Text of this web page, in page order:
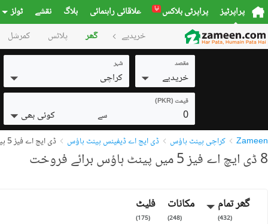
پراپرٹیز پراپرٹی بلاکس نیا علاقائی راہنمائی بلاگ نقشے ٹولز
خریدیے گھر پلاٹس کمرشل
مقصد
خریدیے
شہر
کراچی
قیمت (PKR)
0 سے کوئی بھی
Zameen کراچی پینٹ ہاؤس ڈی ایچ اے ڈیفینس پینٹ ہاؤس ڈی ایچ اے فیز 5 پینٹ ہاؤس
8 ڈی ایچ اے فیز 5 میں پینٹ ہاؤس برائے فروخت
گھر تمام
(
432
)
مکانات
(
248
)
فلیٹ
(
175
)